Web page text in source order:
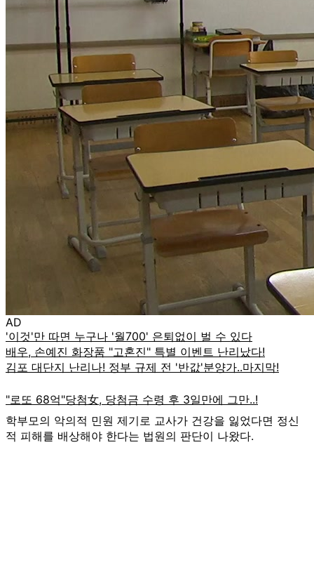
AD
학부모의 악의적 민원 제기로 교사가 건강을 잃었다면 정신
적 피해를 배상해야 한다는 법원의 판단이 나왔다.